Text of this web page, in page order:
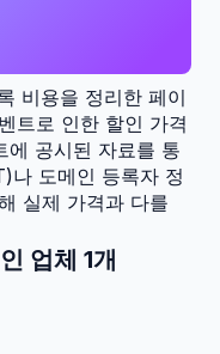
비용을 정리한 페이
트로 인한 할인 가격
에 공시된 자료를 통
나 도메인 등록자 정
실제 가격과 다를
업체 1개